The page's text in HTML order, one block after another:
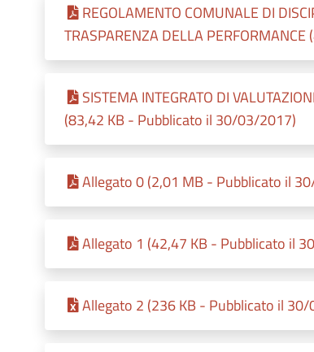
REGOLAMENTO COMUNALE DI
TRASPARENZA DELLA
SISTEMA INTEGRATO DI
(83,42 KB - Pubblicato il 30/03/2017)
Allegato 0 (2,01 MB - Pubblicato il
Allegato 1 (42,47 KB - Pubblicato il
Allegato 2 (236 KB - Pubblicato il